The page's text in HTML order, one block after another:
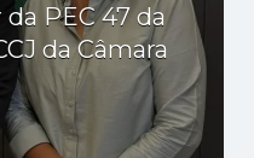
PEC 47 da
da Câmara